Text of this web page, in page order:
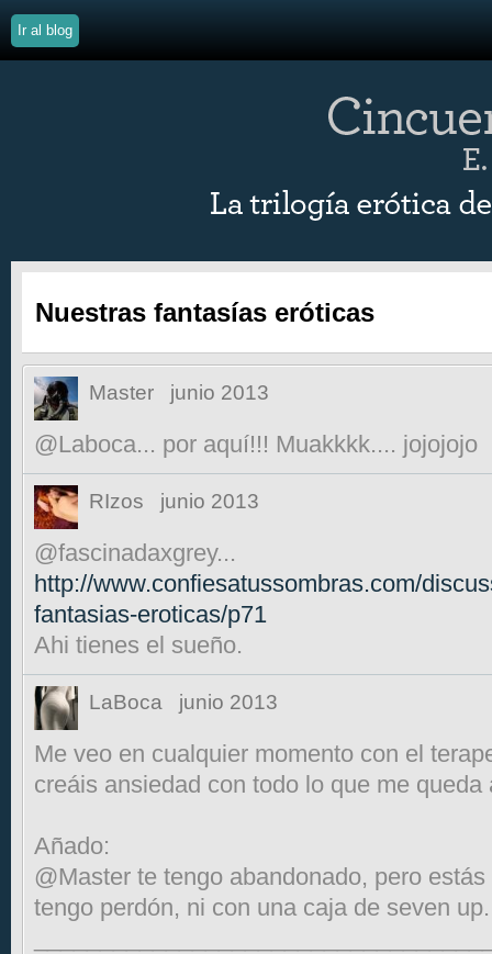
Ir al blog
Nuestras fantasías eróticas
Master junio 2013
@Laboca... por aquí!!! Muakkkk.... jojojojo
RIzos junio 2013
@fascinadaxgrey...
http://www.confiesatussombras.com/
fantasias-eroticas/p71
Ahi tienes el sueño.
LaBoca junio 2013
Me veo en cualquier momento con el
creáis ansiedad con todo lo que me queda
Añado:
@Master te tengo abandonado, pero
tengo perdón, ni con una caja de seven